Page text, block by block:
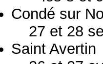
Condé
27 et 28